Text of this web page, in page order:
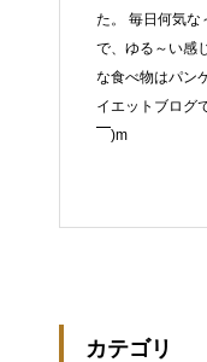
た。 毎日何気な
で、ゆる～い感
な食べ物はパ
イエットブログ
￣)m
カテゴリ